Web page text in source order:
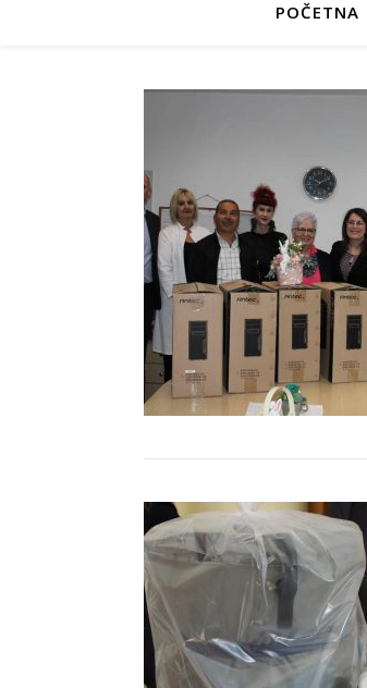
POČETNA